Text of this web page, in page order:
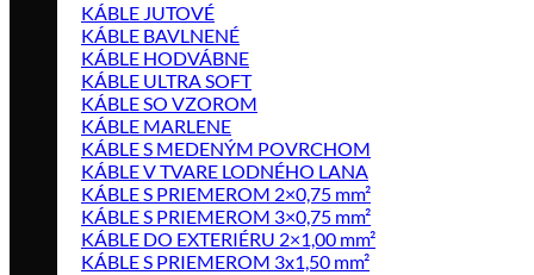
KÁBLE JUTOVÉ
KÁBLE BAVLNENÉ
KÁBLE HODVÁBNE
KÁBLE ULTRA SOFT
KÁBLE SO VZOROM
KÁBLE MARLENE
KÁBLE S MEDENÝM POVRCHOM
KÁBLE V TVARE LODNÉHO LANA
KÁBLE S PRIEMEROM 2×0,75 mm²
KÁBLE S PRIEMEROM 3×0,75 mm²
KÁBLE DO EXTERIÉRU 2×1,00 mm²
KÁBLE S PRIEMEROM 3x1,50 mm²